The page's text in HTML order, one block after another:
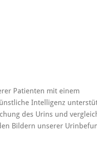
Patienten mit einem
Intelligenz
des Urins und
Bildern unserer